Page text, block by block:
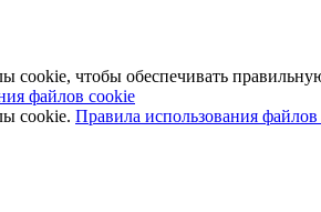
cookie, чтобы обеспечивать
файлов cookie
cookie. Правила использования